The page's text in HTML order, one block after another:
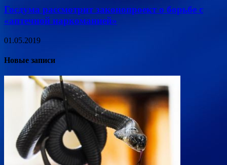
Госдума рассмотрит законопроект о борьбе с
«аптечной наркоманией»
01.05.2019
Новые записи